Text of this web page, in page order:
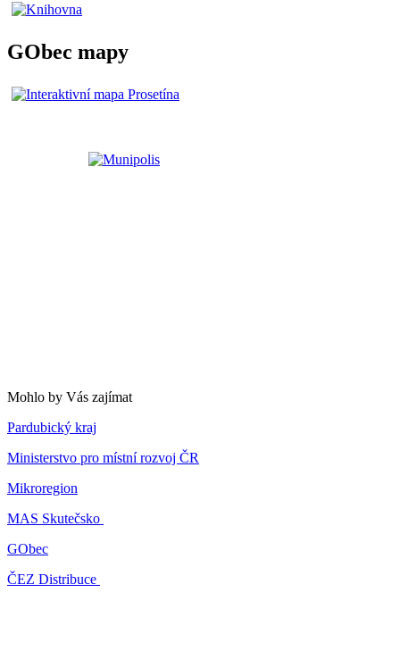
GObec mapy
Mohlo by Vás zajímat
Pardubický kraj
Ministerstvo pro místní rozvoj ČR
Mikroregion
MAS Skutečsko
GObec
ČEZ Distribuce